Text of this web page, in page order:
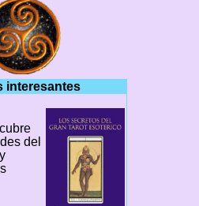
interesantes
del